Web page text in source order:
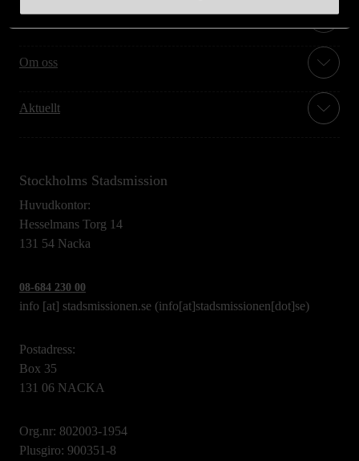
Handla second hand online
Om oss
Aktuellt
Stockholms Stadsmission
Huvudkontor:
Hesselmans Torg 14
131 54 Nacka
08-684 230 00
info [at] stadsmissionen.se (info[at]stadsmissionen[dot]se)
Postadress:
Box 35
131 06 NACKA
Org.nr: 802003-1954
Plusgiro: 900351-8